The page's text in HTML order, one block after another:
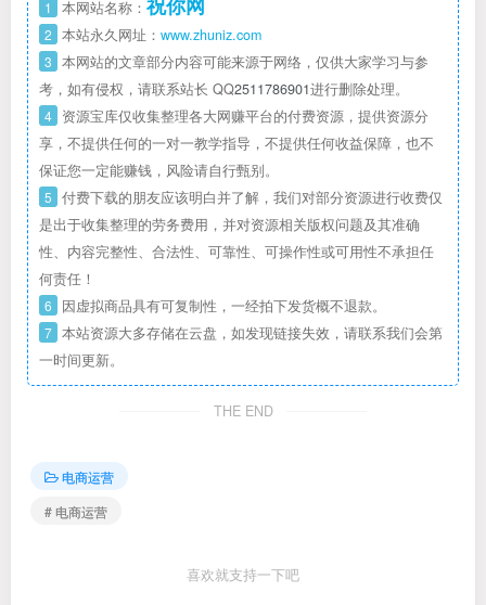
1 本网站名称：
2 本站永久网址： www.zhuniz.com
3 本网站的文章部分内容可能来源于网络，仅供大家学习与参
考，如有侵权，请联系站长 QQ2511786901进行删除处理。
4 资源宝库仅收集整理各大网赚平台的付费资源，提供资源分
享，不提供任何的一对一教学指导，不提供任何收益保障，也不
保证您一定能赚钱，风险请自行甄别。
5 付费下载的朋友应该明白并了解，我们对部分资源进行收费仅
是出于收集整理的劳务费用，并对资源相关版权问题及其准确
性、内容完整性、合法性、可靠性、可操作性或可用性不承担任
何责任！
6 因虚拟商品具有可复制性，一经拍下发货概不退款。
7 本站资源大多存储在云盘，如发现链接失效，请联系我们会第
一时间更新。
THE END
电商运营
# 电商运营
喜欢就支持一下吧